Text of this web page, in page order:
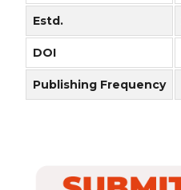
Estd.
DOI
Publishing Frequency